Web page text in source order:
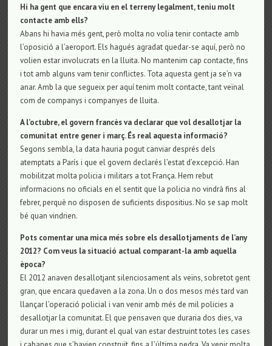
Hi ha gent que encara viu en el terreny legalment, teniu molt
contacte amb ells?
Abans hi havia més gent, però molta no volia tenir contacte amb
l’oposició a l’aeroport. Els hagués agradat quedar-se aquí, però no
volien estar involucrats en la lluita. No mantenim cap contacte, fins
i tot amb alguns vam tenir conflictes. Tota aquesta gent ja se’n va
anar. Amb la que segueix per aquí tenim molt contacte, tant veïnal
com de companys i companyes de lluita.
A l’octubre, el govern francès va declarar que vol desallotjar la
comunitat entre gener i març. És real aquesta informació?
Segons sembla, la data hauria pogut canviar després dels
atemptats a París i que el govern declarés l’estat d’excepció. Han
mobilitzat molta policia i militars a tot França. Hem rebut
informacions no oficials en el sentit que la policia no vindrà fins al
febrer, perquè no disposen de suficients dispositius. No se sap molt
bé quan vindrien.
Pots comentar una mica més sobre els desallotjaments de l’any
2012? Com veus la situació actual comparant-la amb aquella
època?
El 2012 anaven desallotjant silenciosament als veïns, sobretot gent
gran, que encara quedaven a la zona. Un o dos mesos més tard van
llançar l’operació policial i van venir amb més de mil policies a
desallotjar la comunitat. El que pensaven que duraria dos dies, va
durar un mes i mig, durant el qual van estar destruint totes les cases